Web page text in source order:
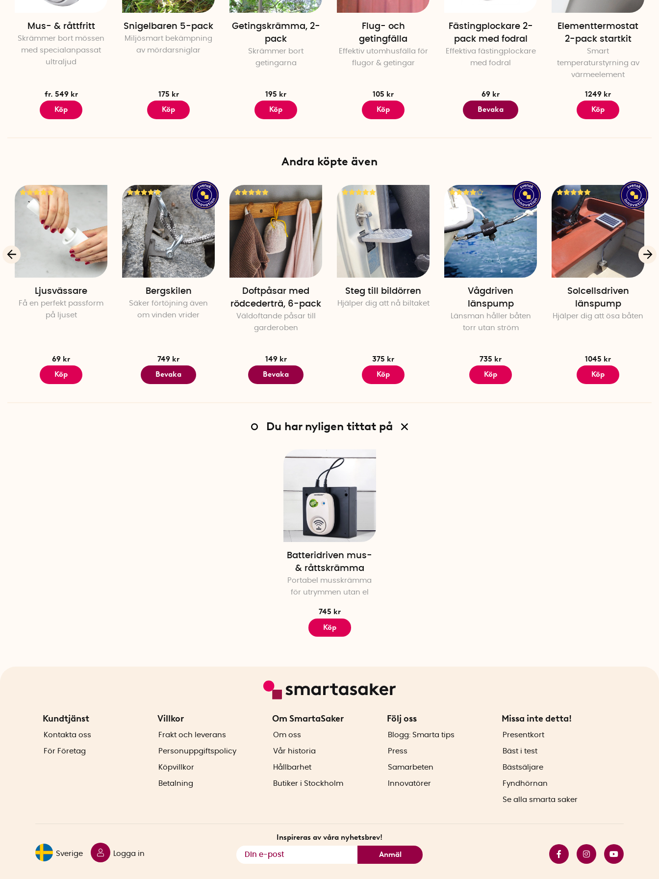
omgivningstemperatur och batteriernas kvalitet. Stör inte elektronisk utrustning.
Specifikationer
Höjd: 8,5 cm
Djup: 2,8 cm
Batterikrav: 3 st alkaliska LR20 batterier (köps separat).
Modell: Silverline® MR50 Battery
Teknologi: Silverline® A-Guard®
Mus- & råttfritt
Skrämmer bort mössen
med specialanpassat
ultraljud
fr. 549 kr
Köp
Snigelbaren 5-pack
Miljösmart bekämpning
av mördarsniglar
175 kr
Köp
Getingskrämma, 2-
pack
Skrämmer bort
getingarna
195 kr
Köp
Flug- och
getingfälla
Effektiv utomhusfälla för
flugor & getingar
105 kr
Köp
Fästingplockare 2-
pack med fodral
Effektiva fästingplockare
med fodral
69 kr
Bevaka
Elementtermostat
2-pack startkit
Smart
temperaturstyrning av
värmeelement
1249 kr
Köp
Andra köpte även
Ljusvässare
Få en perfekt passform
på ljuset
69 kr
Köp
Bergskilen
Säker förtöjning även
om vinden vrider
749 kr
Bevaka
Doftpåsar med
rödcederträ, 6-pack
Väldoftande påsar till
garderoben
149 kr
Bevaka
Steg till bildörren
Hjälper dig att nå biltaket
375 kr
Köp
Vågdriven
länspump
Länsman håller båten
torr utan ström
735 kr
Köp
Solcellsdriven
länspump
Hjälper dig att ösa båten
1045 kr
Köp
Du har nyligen tittat på
Batteridriven mus-
& råttskrämma
Portabel musskrämma
för utrymmen utan el
745 kr
Köp
Kundtjänst
Kontakta oss
För Företag
Villkor
Frakt och leverans
Personuppgiftspolicy
Köpvillkor
Betalning
Om SmartaSaker
Om oss
Vår historia
Hållbarhet
Butiker i Stockholm
Följ oss
Blogg: Smarta tips
Press
Samarbeten
Innovatörer
Missa inte detta!
Presentkort
Bäst i test
Bästsäljare
Fyndhörnan
Se alla smarta saker
Sverige Logga in
Inspireras av våra nyhetsbrev!
Anmäl